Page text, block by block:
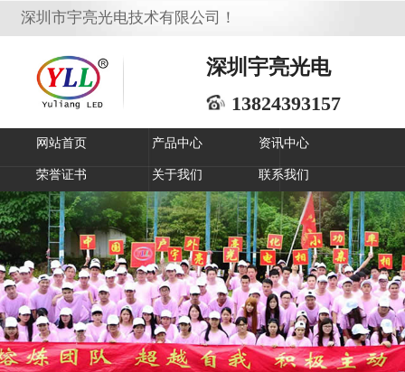
深圳市宇亮光电技术有限公司！
深圳宇亮光电
13824393157
网站首页 产品中心 资讯中心
荣誉证书 关于我们 联系我们